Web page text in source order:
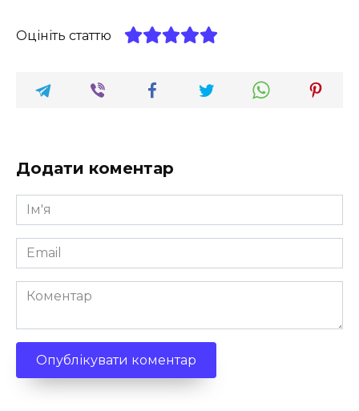
Оцініть статтю
Додати коментар
Ім'я
*
Email
*
Коментар